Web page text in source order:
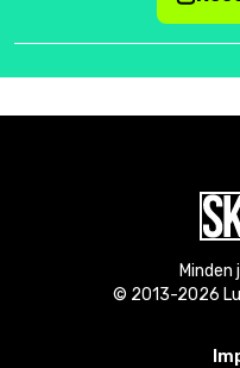
© 2013-2026